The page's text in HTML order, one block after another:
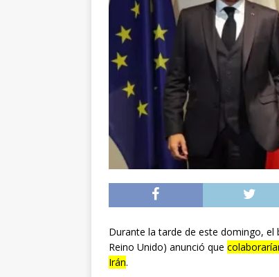
[ 05/08/2026
Iquique
[ 05/08/
público del
[ 06/08/2026 ]
Durante la tarde de este domingo, el
Reino Unido) anunció que
Irán.